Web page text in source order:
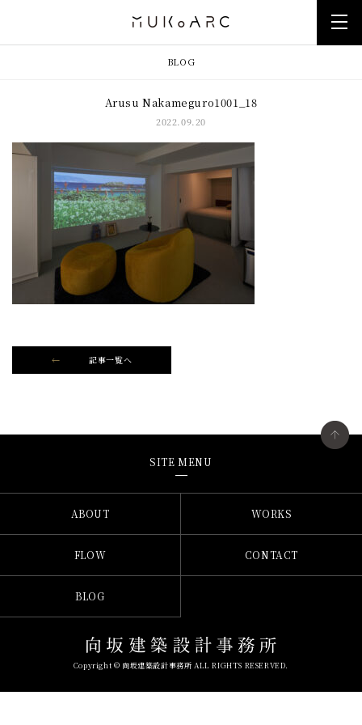
BLOG
Arusu Nakameguro1001_18
2022.09.20
記事一覧へ
SITE MENU
ABOUT WORKS
FLOW CONTACT
BLOG
Copyright © 向坂建築設計事務所 ALL RIGHTS RESERVED.